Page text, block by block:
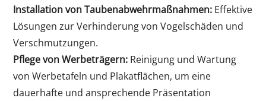
Installation von Taubenabwehrmaßnahmen: Effektive
Lösungen zur Verhinderung von Vogelschäden und
Verschmutzungen.
Pflege von Werbeträgern: Reinigung und Wartung
von Werbetafeln und Plakatflächen, um eine
dauerhafte und ansprechende Präsentation